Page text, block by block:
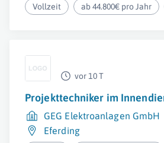
Vollzeit ab 44.800€ pro Jahr
vor 10 T
Projekttechniker im
GEG Elektroanlagen GmbH
Eferding